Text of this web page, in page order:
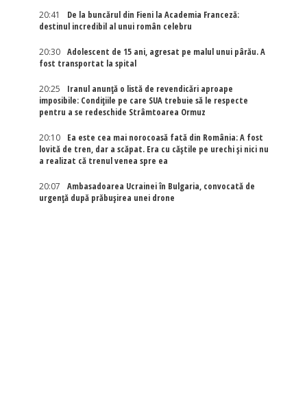
20:41
De la buncărul din Fieni la Academia Franceză:
destinul incredibil al unui român celebru
20:30
Adolescent de 15 ani, agresat pe malul unui pârău. A
fost transportat la spital
20:25
Iranul anunță o listă de revendicări aproape
imposibile: Condițiile pe care SUA trebuie să le respecte
pentru a se redeschide Strâmtoarea Ormuz
20:10
Ea este cea mai norocoasă fată din România: A fost
lovită de tren, dar a scăpat. Era cu căștile pe urechi și nici nu
a realizat că trenul venea spre ea
20:07
Ambasadoarea Ucrainei în Bulgaria, convocată de
urgență după prăbușirea unei drone